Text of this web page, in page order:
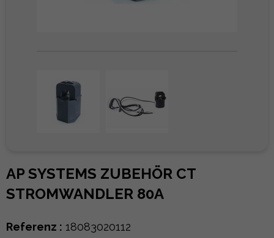
AP SYSTEMS ZUBEHÖR CT
STROMWANDLER 80A
Referenz : 18083020112